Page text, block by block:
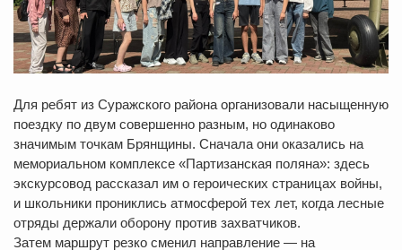
Для ребят из Суражского района организовали насыщенную
поездку по двум совершенно разным, но одинаково
значимым точкам Брянщины. Сначала они оказались на
мемориальном комплексе «Партизанская поляна»: здесь
экскурсовод рассказал им о героических страницах войны,
и школьники прониклись атмосферой тех лет, когда лесные
отряды держали оборону против захватчиков.
Затем маршрут резко сменил направление — на